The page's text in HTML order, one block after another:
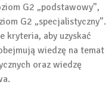
G2 „podstawowy”,
G2 „specjalistyczny”.
kryteria, aby uzyskać
wiedzę na temat
oraz wiedzę